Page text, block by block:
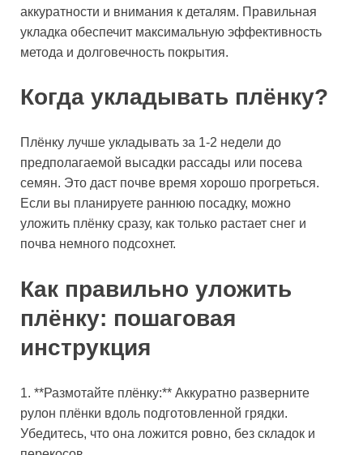
аккуратности и внимания к деталям. Правильная
укладка обеспечит максимальную эффективность
метода и долговечность покрытия.
Когда укладывать плёнку?
Плёнку лучше укладывать за 1-2 недели до
предполагаемой высадки рассады или посева
семян. Это даст почве время хорошо прогреться.
Если вы планируете раннюю посадку, можно
уложить плёнку сразу, как только растает снег и
почва немного подсохнет.
Как правильно уложить
плёнку: пошаговая
инструкция
1. **Размотайте плёнку:** Аккуратно разверните
рулон плёнки вдоль подготовленной грядки.
Убедитесь, что она ложится ровно, без складок и